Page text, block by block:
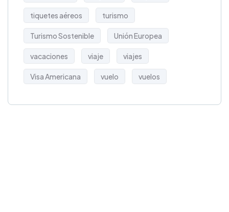
tiquetes aéreos turismo
Turismo Sostenible Unión Europea
vacaciones viaje viajes
Visa Americana vuelo vuelos